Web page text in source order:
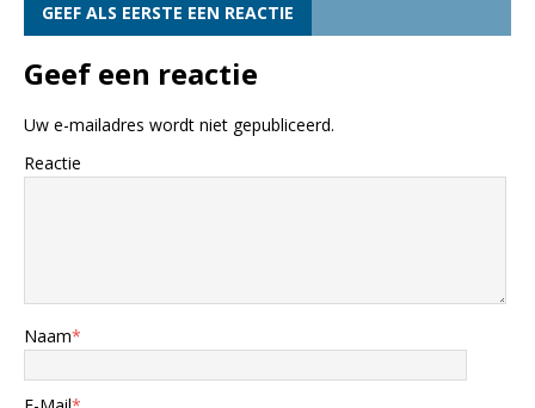
GEEF ALS EERSTE EEN REACTIE
Geef een reactie
Uw e-mailadres wordt niet gepubliceerd.
Reactie
Naam*